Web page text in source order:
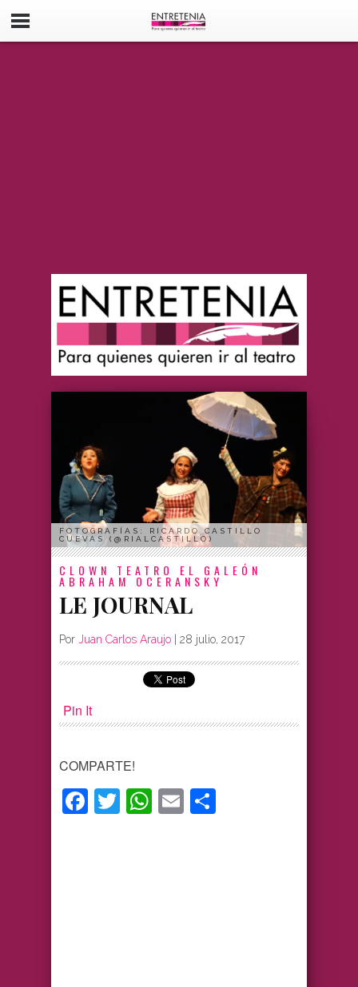
FOTOGRAFÍAS: RICARDO CASTILLO
CUEVAS (@RIALCASTILLO)
CLOWN TEATRO EL GALEÓN
ABRAHAM OCERANSKY
LE JOURNAL
Por Juan Carlos Araujo | 28 julio, 2017
Pin It
COMPARTE!
Facebook
TwitterWhatsApp
Email